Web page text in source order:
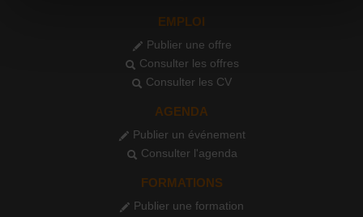
EMPLOI
Publier une offre
Consulter les offres
Consulter les CV
AGENDA
Publier un événement
Consulter l'agenda
FORMATIONS
Publier une formation